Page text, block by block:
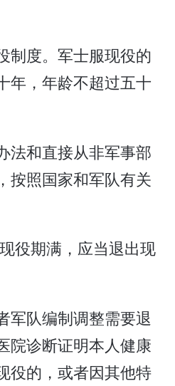
制度。军士服现役的
年，年龄不超过五十
法和直接从非军事部
按照国家和军队有关
役期满，应当退出现
军队编制调整需要退
院诊断证明本人健康
役的，或者因其他特